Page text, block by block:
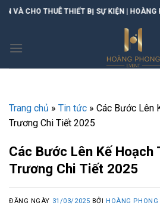
Skip | HOÀNG PHONG EVENT
Trang chủ » Tin tức » Các Bước Lên
Trương Chi Tiết 2025
Các Bước Lên Kế Hoạch
Trương Chi Tiết 2025
ĐĂNG NGÀY 31/03/2025 BỞI HOÀNG PHONG